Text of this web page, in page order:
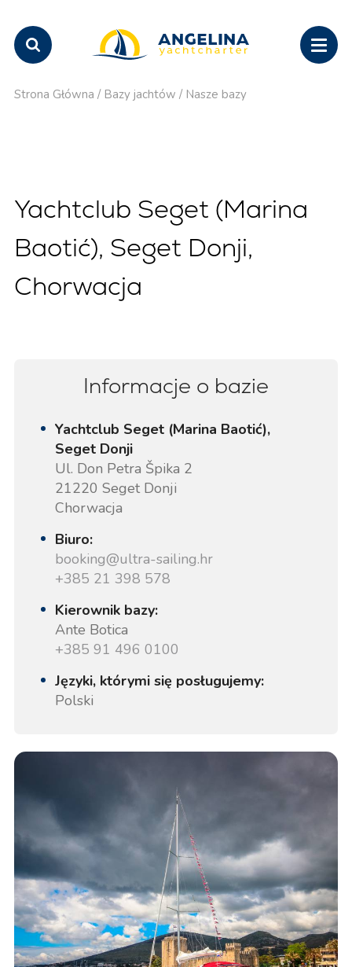
Strona Główna / Bazy jachtów / Nasze bazy
Yachtclub Seget (Marina
Baotić), Seget Donji,
Chorwacja
Informacje o bazie
Yachtclub Seget (Marina Baotić),
Seget Donji
Ul. Don Petra Špika 2
21220 Seget Donji
Chorwacja
Biuro:
booking@ultra-sailing.hr
+385 21 398 578
Kierownik bazy:
Ante Botica
+385 91 496 0100
Języki, którymi się posługujemy:
Polski